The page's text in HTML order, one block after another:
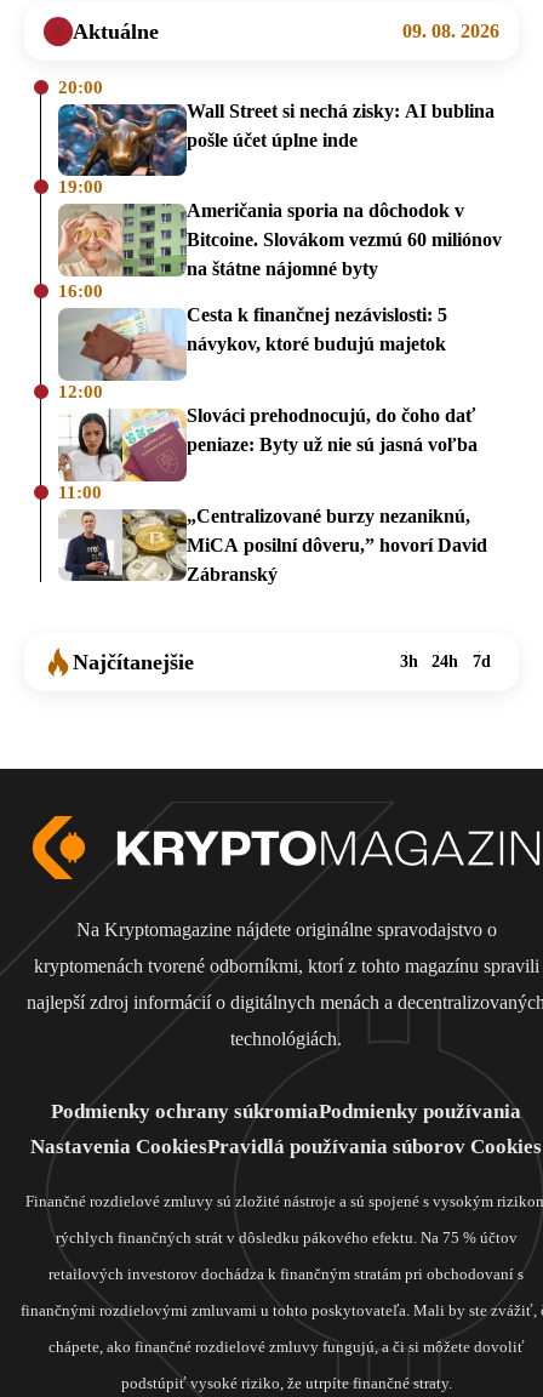
Aktuálne 09. 08. 2026
20:00
Wall Street si nechá zisky: AI bublina
pošle účet úplne inde
19:00
Američania sporia na dôchodok v
Bitcoine. Slovákom vezmú 60 miliónov
na štátne nájomné byty
16:00
Cesta k finančnej nezávislosti: 5
návykov, ktoré budujú majetok
12:00
Slováci prehodnocujú, do čoho dať
peniaze: Byty už nie sú jasná voľba
11:00
„Centralizované burzy nezaniknú,
MiCA posilní dôveru,” hovorí David
Zábranský
Najčítanejšie 3h 24h 7d
Na Kryptomagazine nájdete originálne spravodajstvo o
kryptomenách tvorené odborníkmi, ktorí z tohto magazínu spravili
najlepší zdroj informácií o digitálnych menách a
technológiách.
Podmienky ochrany súkromiaPodmienky používania
Nastavenia CookiesPravidlá používania súborov Cookies
Finančné rozdielové zmluvy sú zložité nástroje a sú spojené s vysokým
rýchlych finančných strát v dôsledku pákového efektu. Na 75 % účtov
retailových investorov dochádza k finančným stratám pri obchodovaní s
finančnými rozdielovými zmluvami u tohto poskytovateľa. Mali by ste zvážiť,
chápete, ako finančné rozdielové zmluvy fungujú, a či si môžete dovoliť
podstúpiť vysoké riziko, že utrpíte finančné straty.